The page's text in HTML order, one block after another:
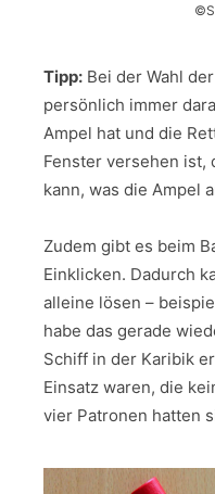
Tipp: Bei der Wahl
persönlich immer
Ampel hat und die
Fenster versehen ist,
kann, was die Ampel
Zudem gibt es beim
Einklicken. Dadurch
alleine lösen –
habe das gerade
Schiff in der Karibik
Einsatz waren, die
vier Patronen hatten